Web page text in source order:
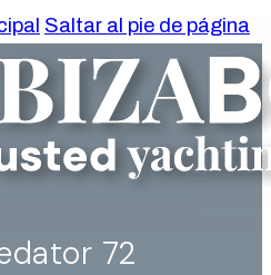
Saltar al pie de página
72